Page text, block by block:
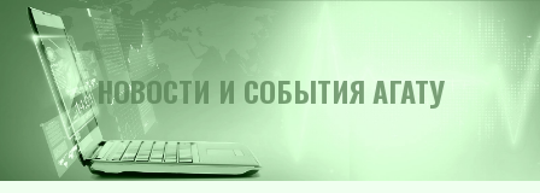
НОВОСТИ И СОБЫТИЯ АГАТУ